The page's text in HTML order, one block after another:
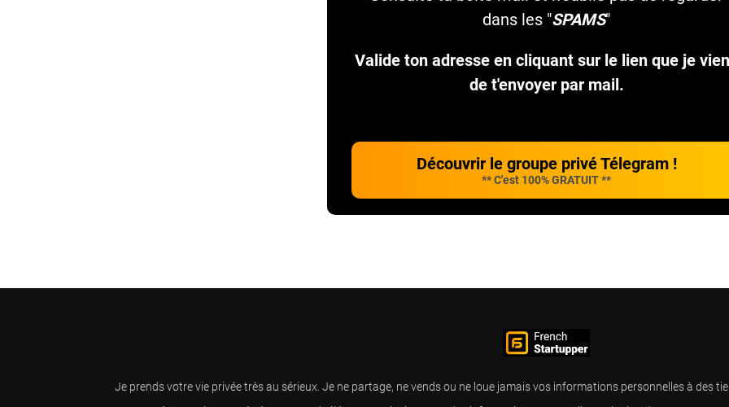
dans les "SPAMS"
Valide ton adresse en cliquant sur le lien que je
de t'envoyer par mail.
Découvrir le groupe privé Télegram !
** C'est 100% GRATUIT **
Je prends votre vie privée très au sérieux. Je ne partage, ne vends ou ne loue jamais vos informations personnelles à des